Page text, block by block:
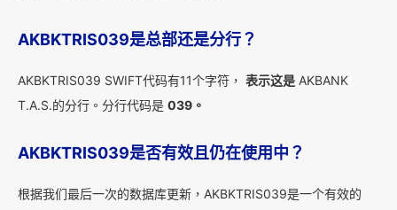
AKBKTRIS039是总部还是分行？
AKBKTRIS039 SWIFT代码有11个字符， 表示这是 AKBANK
T.A.S.的分行。分行代码是 039。
AKBKTRIS039是否有效且仍在使用中？
根据我们最后一次的数据库更新，AKBKTRIS039是一个有效的